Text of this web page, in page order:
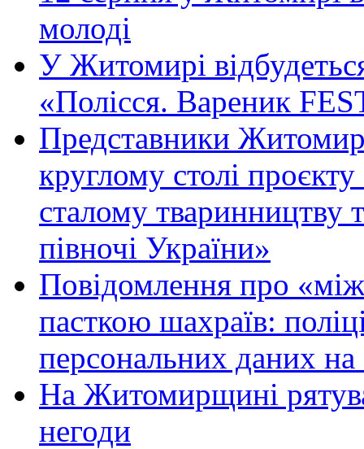
молоді
У Житомирі
«Полісся. Вареник
Представники
круглому столі
сталому тваринництву
півночі України»
Повідомлення про
пасткою шахраїв:
персональних даних на
На Житомирщині
негоди